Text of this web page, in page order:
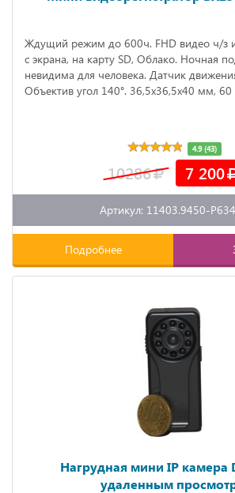
Ждущий режим до 600ч. FHD видео ч/з
с экрана, на карту SD, Облако. Ночная
невидима для человека. Датчик
Объектив угол 140°. 36,5x36,5x40 мм, 60
4.9 (43)
10286 7 200
Артикул: 11403.9450-
Подробнее
Нагрудная мини IP камера
удаленным